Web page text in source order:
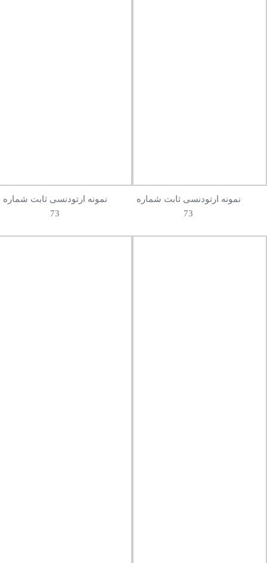
نمونه ارتودنسی ثابت شماره
73
نمونه ارتودنسی ثابت شماره
73